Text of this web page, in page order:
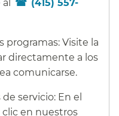
(415) 557-
programas: Visite la
directamente a los
comunicarse.​​
servicio: En el
en nuestros